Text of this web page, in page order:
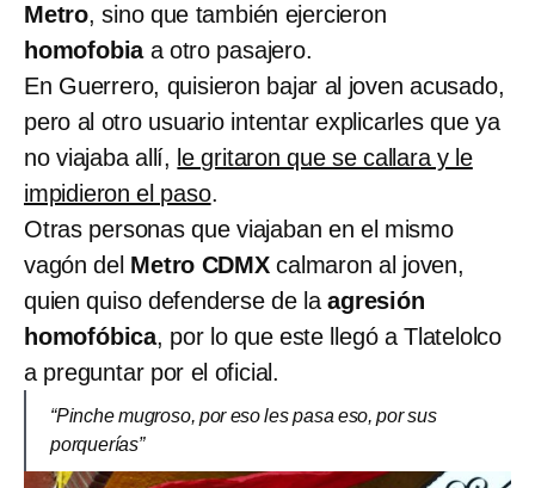
Metro, sino que también ejercieron
homofobiaa otro pasajero.
En Guerrero, quisieron bajar al joven acusado,
pero al otro usuario intentar explicarles que ya
no viajaba allí, le gritaron que se callara y le
impidieron el paso.
Otras personas que viajaban en el mismo
vagón del Metro CDMXcalmaron al joven,
quien quiso defenderse de laagresión
homofóbica, por lo que este llegó a Tlatelolco
a preguntar por el oficial.
“Pinche mugroso, por eso les pasa eso, por sus
porquerías”